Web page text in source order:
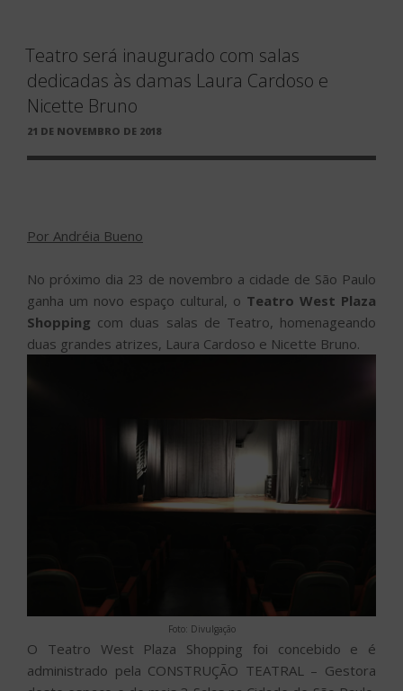
Teatro será inaugurado com salas
dedicadas às damas Laura Cardoso e
Nicette Bruno
PUBLICADO
21 DE NOVEMBRO DE 2018
Por Andréia Bueno
No próximo dia 23 de novembro a cidade de São Paulo
ganha um novo espaço cultural, o Teatro West Plaza
Shopping com duas salas de Teatro, homenageando
duas grandes atrizes, Laura Cardoso e Nicette Bruno.
Foto: Divulgação
O Teatro West Plaza Shopping foi concebido e é
administrado pela CONSTRUÇÃO TEATRAL – Gestora